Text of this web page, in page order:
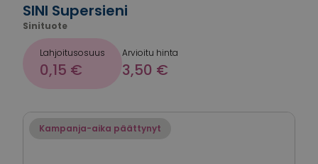
SINI Supersieni
Sinituote
Lahjoitusosuus
0,15 €
Arvioitu hinta
3,50 €
Kampanja-aika päättynyt